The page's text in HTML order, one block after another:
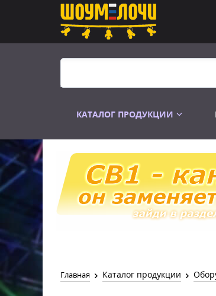
КАТАЛОГ ПРОДУКЦИИ
Распродажа
Главная Каталог продукции